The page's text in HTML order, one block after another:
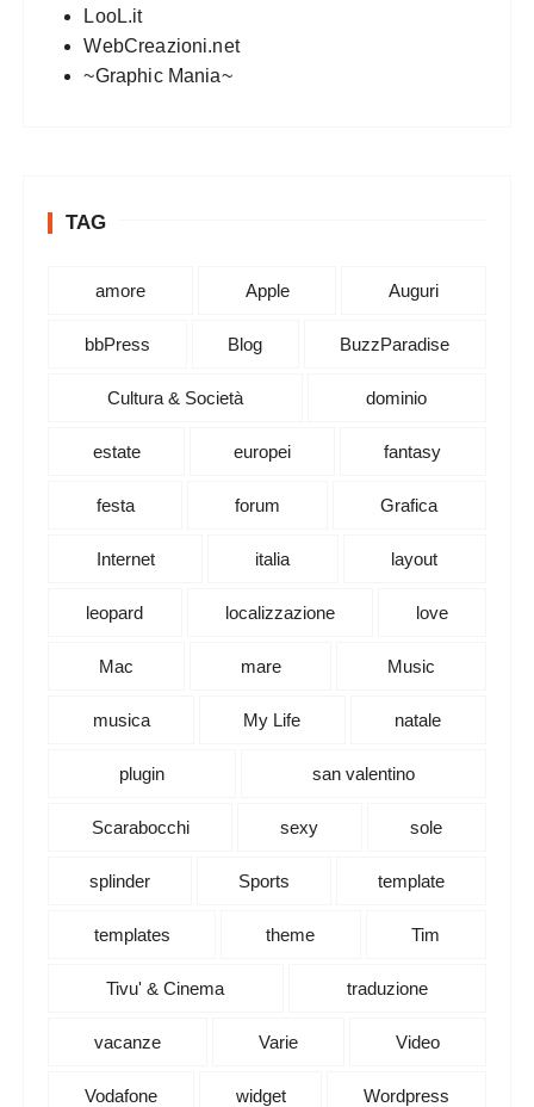
LooL.it
WebCreazioni.net
~Graphic Mania~
TAG
amore Apple Auguri
bbPress Blog BuzzParadise
Cultura & Società dominio
estate europei fantasy
festa forum Grafica
Internet italia layout
leopard localizzazione love
Mac mare Music
musica My Life natale
plugin san valentino
Scarabocchi sexy sole
splinder Sports template
templates theme Tim
Tivu' & Cinema traduzione
vacanze Varie Video
Vodafone widget Wordpress